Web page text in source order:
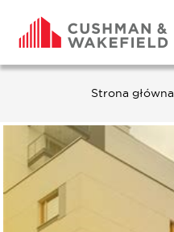
Strona główna